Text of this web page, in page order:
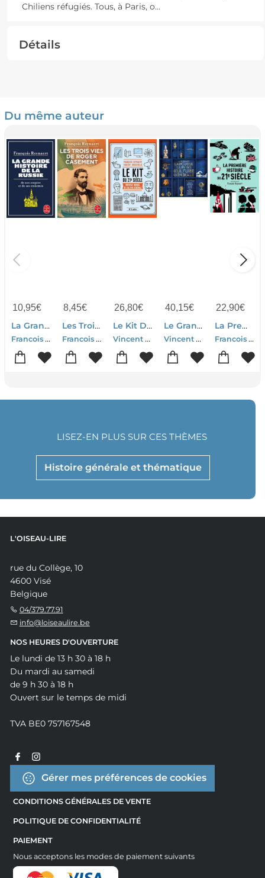
Chiliens réfugiés. Tous, à Paris, o...
Détails
Du même auteur
10,95€
La Grande Histoire De La Russie : De Son Empire Et De Ses Ennemis
Francois Reynaert
8,45€
Les Trois Vies De Roger Casement
Francois Reynaert
26,80€
Le Kit Du 21e Siecle ; Nouveau Manuel De Culture Generale
Vincent Brocvielle-Francois Reynaert
40,15€
Le Grand Larousse Illustre De La Culture Generale
Vincent Brocvielle-Francois Reynaert
22,90€
La Premiere Histoire Du 21e Siecle
Francois Reynaert-Collectif
Histoire générale et thématique
LISEZ-EN PLUS SUR CES THÈMES
L'OISEAU-LIRE
rue du Collège, 10
4600 Visé
Belgique
04/379.77.91
info@loiseaulire.be
NOS HEURES D'OUVERTURE
Le lundi de 13 h 30 à 18 h
Du mardi au samedi
de 9 h 30 à 18 h
Ouvert sur le temps de midi
TVA BE0 757167548
Gérer mes préférences de cookies
CONDITIONS GÉNÉRALES DE VENTE
POLITIQUE DE CONFIDENTIALITÉ
PAIEMENT
Nous acceptons les modes de paiement suivants